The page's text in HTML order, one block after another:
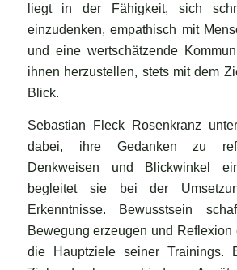
liegt in der Fähigkeit, sich
einzudenken, empathisch mit
und eine wertschätzende
ihnen herzustellen, stets mit dem
Blick.
Sebastian Fleck Rosenkranz
dabei, ihre Gedanken zu
Denkweisen und Blickwinkel
begleitet sie bei der
Erkenntnisse. Bewusstsein
Bewegung erzeugen und Reflexion
die Hauptziele seiner Trainings.